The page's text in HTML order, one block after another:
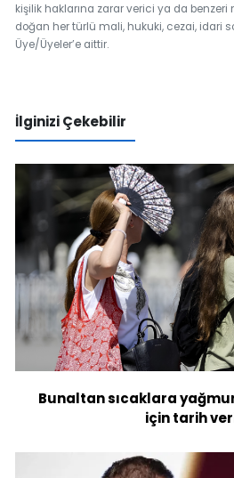
kişilik haklarına zarar verici ya da benzeri
doğan her türlü mali, hukuki, cezai, idari
Üye/Üyeler’e aittir.
İlginizi Çekebilir
Bunaltan sıcaklara
için tarih